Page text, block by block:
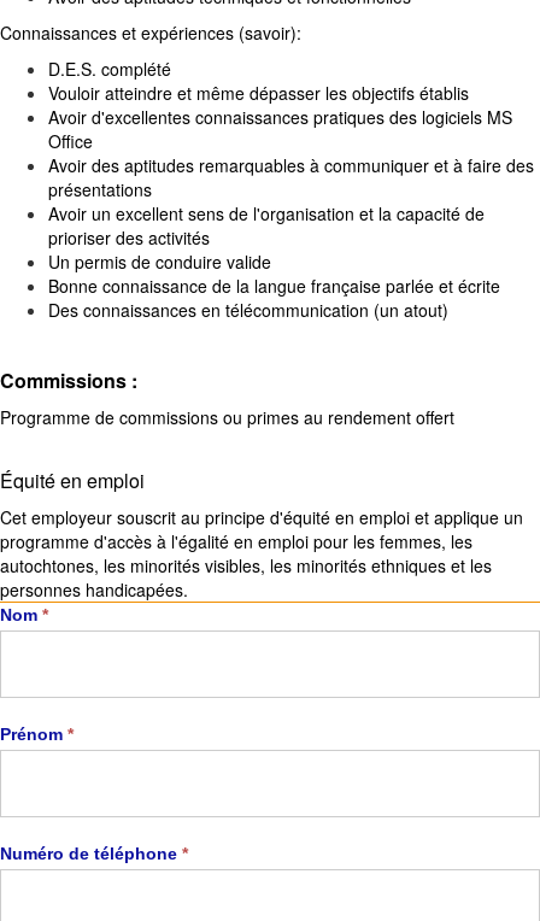
Connaissances et expériences (savoir):
D.E.S. complété
Vouloir atteindre et même dépasser les objectifs établis
Avoir d'excellentes connaissances pratiques des logiciels MS
Office
Avoir des aptitudes remarquables à communiquer et à faire des
présentations
Avoir un excellent sens de l'organisation et la capacité de
prioriser des activités
Un permis de conduire valide
Bonne connaissance de la langue française parlée et écrite
Des connaissances en télécommunication (un atout)
Commissions :
Programme de commissions ou primes au rendement offert
Équité en emploi
Cet employeur souscrit au principe d'équité en emploi et applique un
programme d'accès à l'égalité en emploi pour les femmes, les
autochtones, les minorités visibles, les minorités ethniques et les
personnes handicapées.
Carrière
Nom *
Prénom *
Numéro de téléphone *